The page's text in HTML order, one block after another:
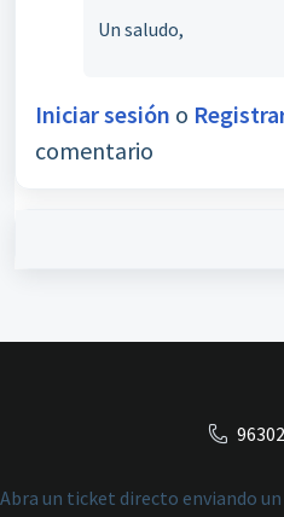
Un saludo,
Iniciar sesión o
comentario
Abra un ticket directo enviando